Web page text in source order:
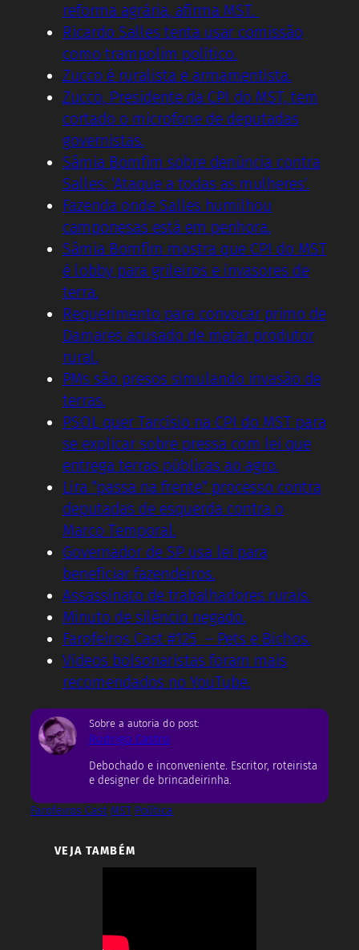
reforma agrária, afirma MST.
Ricardo Salles tenta usar comissão
como trampolim político.
Zucco é ruralista e armamentista.
Zucco, Presidente da CPI do MST, tem
cortado o microfone de deputadas
governistas.
Sâmia Bomfim sobre denúncia contra
Salles: ‘Ataque a todas as mulheres’.
Fazenda onde Salles humilhou
camponesas está em penhora.
Sâmia Bomfim mostra que CPI do MST
é lobby para grileiros e invasores de
terra.
Requerimento para convocar primo de
Damares acusado de matar produtor
rural.
PMs são presos simulando invasão de
terras.
PSOL quer Tarcísio na CPI do MST para
se explicar sobre pressa com lei que
entrega terras públicas ao agro.
Lira “passa na frente” processo contra
deputadas de esquerda contra o
Marco Temporal.
Governador de SP usa lei para
beneficiar fazendeiros.
Assassinato de trabalhadores rurais.
Minuto de silêncio negado.
Farofeiros Cast #125 – Pets e Bichos.
Vídeos bolsonaristas foram mais
recomendados no YouTube.
Sobre a autoria do post:
Rodrigo Castro
Debochado e inconveniente. Escritor, roteirista
e designer de brincadeirinha.
Farofeiros Cast MST Política
VEJA TAMBÉM